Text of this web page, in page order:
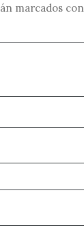
marcados con